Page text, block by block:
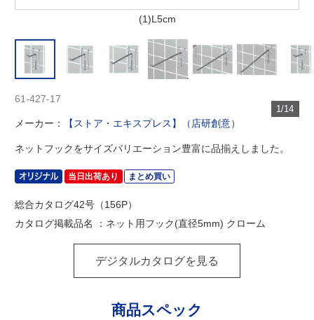
(1)L5cm
1/14
61-427-17
メーカー： 【ストア・エキスプレス】（店研創意）
ネットフックをサイズバリエーション豊富に品揃えしました。
当日出荷あり まとめ買い
総合カタログ42号（156P）
カタログ掲載品名 ：ネット用フック(直径5mm) クローム
デジタルカタログを見る
商品スペック